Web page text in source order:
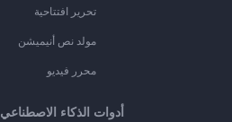
تحرير افتتاحية
مولد نص أنيميشن
محرر فيديو
أدوات الذكاء الاصطناعي